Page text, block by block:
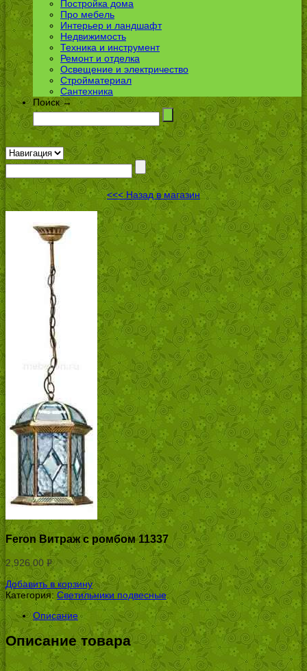
Постройка дома
Про мебель
Интерьер и ландшафт
Недвижимость
Техника и инструмент
Ремонт и отделка
Освещение и электричество
Стройматериал
Сантехника
Поиск →
<<< Назад в магазин
Feron Витраж с ромбом 11337
2,926.00 Р
УБ.
Добавить в корзину
Категория: Светильники подвесные.
Описание
Описание товара